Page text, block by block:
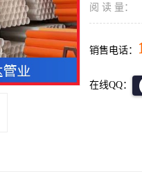
阅 读 量：
销售电话：
在线QQ：